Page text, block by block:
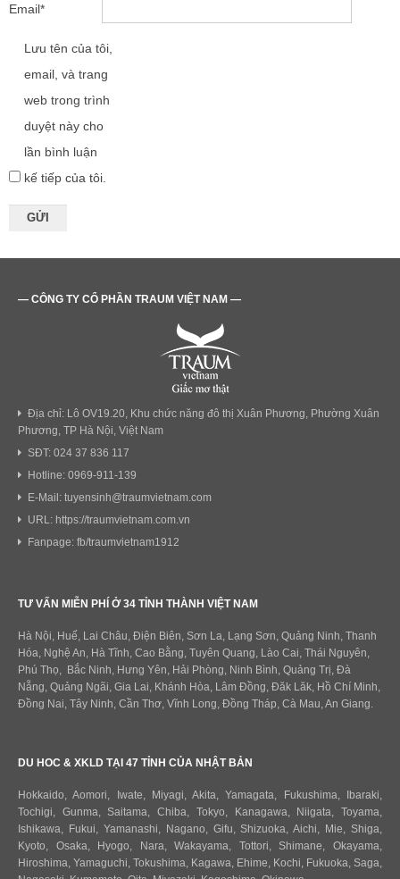
Email*
Lưu tên của tôi,
email, và trang
web trong trình
duyệt này cho
lần bình luận
kế tiếp của tôi.
— CÔNG TY CỔ PHẦN TRAUM VIỆT NAM —
Địa chỉ: Lô OV19.20, Khu chức năng đô thị Xuân Phương, Phường Xuân
Phương, TP Hà Nội, Việt Nam
SĐT: 024 37 836 117
Hotline: 0969-911-139
E-Mail: tuyensinh@traumvietnam.com
URL: https://traumvietnam.com.vn
Fanpage: fb/traumvietnam1912
TƯ VẤN MIỄN PHÍ Ở 34 TỈNH THÀNH VIỆT NAM
Hà Nội, Huế, Lai Châu, Điện Biên, Sơn La, Lạng Sơn, Quảng Ninh, Thanh
Hóa, Nghệ An, Hà Tĩnh, Cao Bằng, Tuyên Quang, Lào Cai, Thái Nguyên,
Phú Thọ, Bắc Ninh, Hưng Yên, Hải Phòng, Ninh Bình, Quảng Trị, Đà
Nẵng, Quảng Ngãi, Gia Lai, Khánh Hòa, Lâm Đồng, Đăk Lăk, Hồ Chí Minh,
Đồng Nai, Tây Ninh, Cần Thơ, Vĩnh Long, Đồng Tháp, Cà Mau, An Giang.
DU HOC & XKLD TẠI 47 TỈNH CỦA NHẬT BẢN
Hokkaido,Aomori, Iwate, Miyagi,Akita,Yamagata, Fukushima, Ibaraki,
Tochigi, Gunma, Saitama,Chiba, Tokyo, Kanagawa, Niigata,Toyama,
Ishikawa, Fukui, Yamanashi, Nagano, Gifu, Shizuoka,Aichi, Mie, Shiga,
Kyoto, Osaka, Hyogo, Nara,Wakayama, Tottori, Shimane,Okayama,
Hiroshima, Yamaguchi, Tokushima, Kagawa, Ehime, Kochi, Fukuoka, Saga,